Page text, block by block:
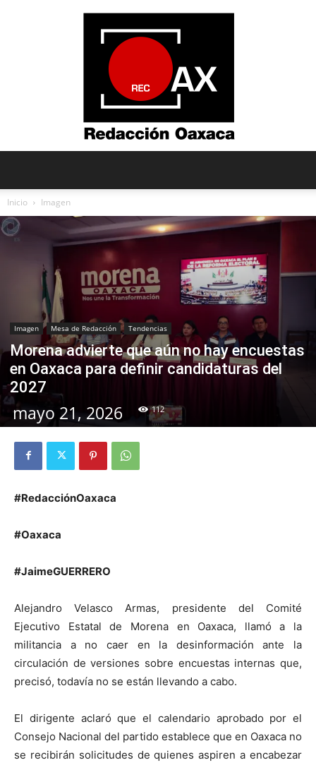
Inicio Imagen
Imagen Mesa de Redacción Tendencias
Morena advierte que aún no hay encuestas
en Oaxaca para definir candidaturas del
2027
mayo 21, 2026 112
#RedacciónOaxaca
#Oaxaca
#JaimeGUERRERO
Alejandro Velasco Armas, presidente del Comité
Ejecutivo Estatal de Morena en Oaxaca, llamó a la
militancia a no caer en la desinformación ante la
circulación de versiones sobre encuestas internas que,
precisó, todavía no se están llevando a cabo.
El dirigente aclaró que el calendario aprobado por el
Consejo Nacional del partido establece que en Oaxaca no
se recibirán solicitudes de quienes aspiren a encabezar